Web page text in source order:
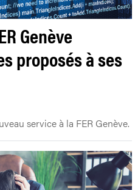
Genève
proposés à ses
service à la FER Genève.